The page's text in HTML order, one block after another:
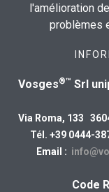
l'amélioration
problèmes
Vosges®™ Srl
Via Roma, 133
Tél. +39 0444-
Email :
Code